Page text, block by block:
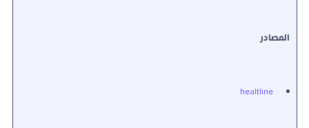
المصادر
healtline